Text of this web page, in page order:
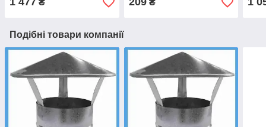
твердопаливного котла
₴ ₴
Подібні товари компанії